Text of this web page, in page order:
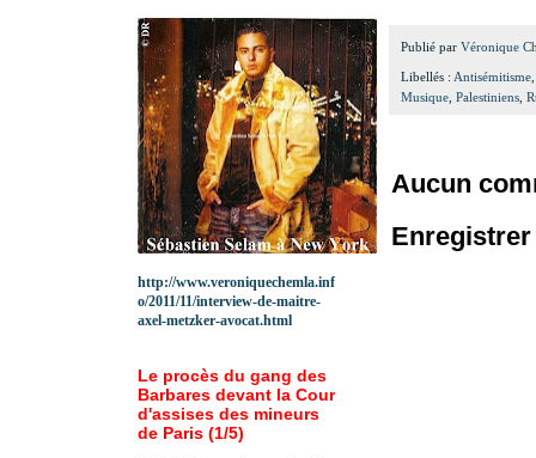
Publié par Véronique
Libellés : Antisémitisme
Musique Palestiniens
Aucun
http://www.veroniquechemla.inf
o/2011/11/interview-de-maitre-
axel-metzker-avocat.html
Le procès du gang des
Barbares devant la Cour
d'assises des mineurs
de Paris (1/5)